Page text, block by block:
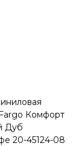
Комфорт
Дуб
20-45124-08